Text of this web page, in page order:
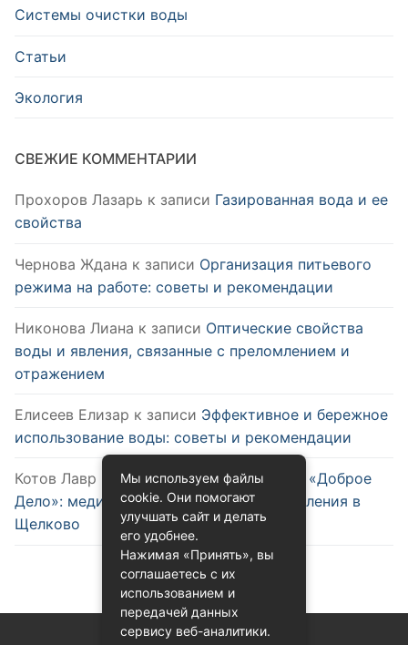
Системы очистки воды
Статьи
Экология
СВЕЖИЕ КОММЕНТАРИИ
Прохоров Лазарь к записи Газированная вода и ее
свойства
Чернова Ждана к записи Организация питьевого
режима на работе: советы и рекомендации
Никонова Лиана к записи Оптические свойства
воды и явления, связанные с преломлением и
отражением
Елисеев Елизар к записи Эффективное и бережное
использование воды: советы и рекомендации
Котов Лавр к записиСемейная клиника «Доброе
Дело»: медицинский центр нового поколения в
Щелково
Мы используем файлы
cookie. Они помогают
улучшать сайт и делать
его удобнее.
Нажимая «Принять», вы
соглашаетесь с их
использованием и
передачей данных
сервису веб-аналитики.